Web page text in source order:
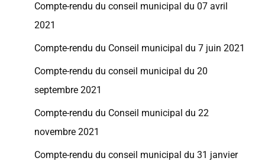
Compte-rendu du conseil municipal du 07 avril
2021
Compte-rendu du Conseil municipal du 7 juin 2021
Compte-rendu du conseil municipal du 20
septembre 2021
Compte-rendu du Conseil municipal du 22
novembre 2021
Compte-rendu du conseil municipal du 31 janvier